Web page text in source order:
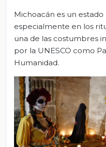
Michoacán es un
especialmente en los
una de las costumbres
por la UNESCO como
Humanidad.